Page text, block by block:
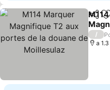
de la
Ver
/
a